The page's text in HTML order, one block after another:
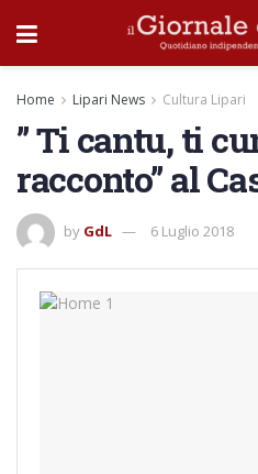
Home Lipari News Cultura Lipari
” Ti cantu, ti
racconto” al
by GdL 6 Luglio 2018